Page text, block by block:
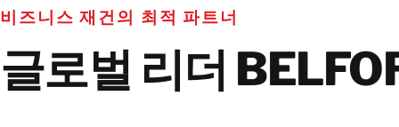
비즈니스 재건의 최적 파트너
글로벌 리더